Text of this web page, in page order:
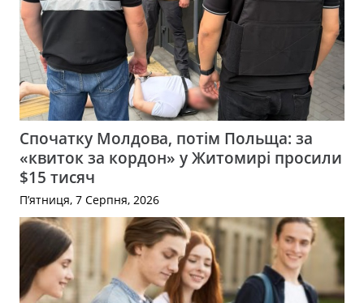
Спочатку Молдова, потім Польща: за
«квиток за кордон» у Житомирі просили
$15 тисяч
П’ятниця, 7 Серпня, 2026